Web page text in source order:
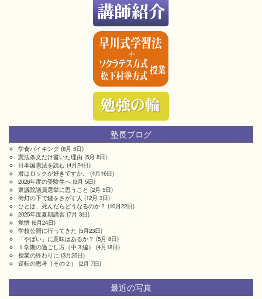
塾長ブログ
学食バイキング (8月 5日)
憲法条文だけ書いた理由 (5月 8日)
日本国憲法を読む (4月24日)
君はロックが好きですか。
(4月16日)
2026年度の受験生へ (3月 5日)
衆議院議員選挙に思うこと (2月 5日)
街灯の下で鍵をさがす人 (12月 3日)
ひとは、死んだらどうなるのか？ (10月22日)
2025年度夏期講習 (7月 3日)
覚悟 (6月24日)
学校公開に行ってきた (5月23日)
「やばい」に意味はあるか？ (5月 8日)
１学期の過ごし方（中３編）
(4月18日)
授業の終わりに (3月25日)
逆転の思考（その２）
(2月 7日)
最近の写真